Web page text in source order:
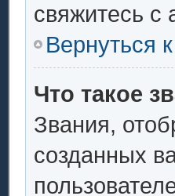
свяжитесь с
Вернуться
Что такое
Звания,
созданных